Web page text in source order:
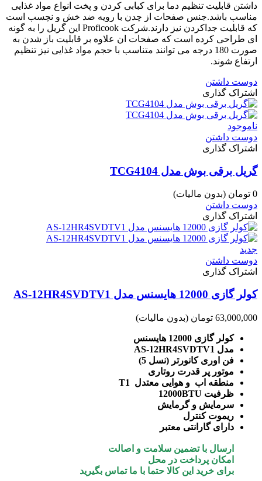
داشتن قابلیت تنظیم دما برای کبابی کردن و پخت انواع مواد غذایی
مناسب باشد.جنس صفحات از چدن با رویه ضد خش و نچسب است
که قابلیت جداکردن نیز دارند.شرکت Proficook این گریل را به گونه
ای طراحی کرده است که صفحات ان علاوه بر قابلیت باز شدن به
صورت 180 درجه می توانند متناسب با حجم مواد غذایی نیز تنظیم
ارتفاع شوند.
دوست داشتن
اشتراک گذاری
ناموجود
دوست داشتن
اشتراک گذاری
گریل برقی بوش مدل TCG4104
0 تومان
(بدون مالیات)
دوست داشتن
اشتراک گذاری
جدید
دوست داشتن
اشتراک گذاری
کولر گازی 12000 هایسنس مدل AS-12HR4SVDTV1
63,000,000 تومان (بدون مالیات)
کولر گازی 12000 هایسنس
مدل AS-12HR4SVDTV1
فن اوری کانورتر (نسل 5)
موتور پر قدرت روتاری
منطقه اب و هوایی معتدل T1
ظرفیت 12000BTU
سرمایش و گرمایش
ریموت کنترل
دارای گارانتی معتبر
ارسال با تضمین سلامت و اصالت
امکان پرداخت در محل
برای خرید این کالا حتما با ما تماس بگیرید